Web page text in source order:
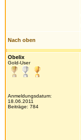
Nach oben
Obelix
Gold-User
Anmeldungsdatum:
18.06.2011
Beiträge: 784